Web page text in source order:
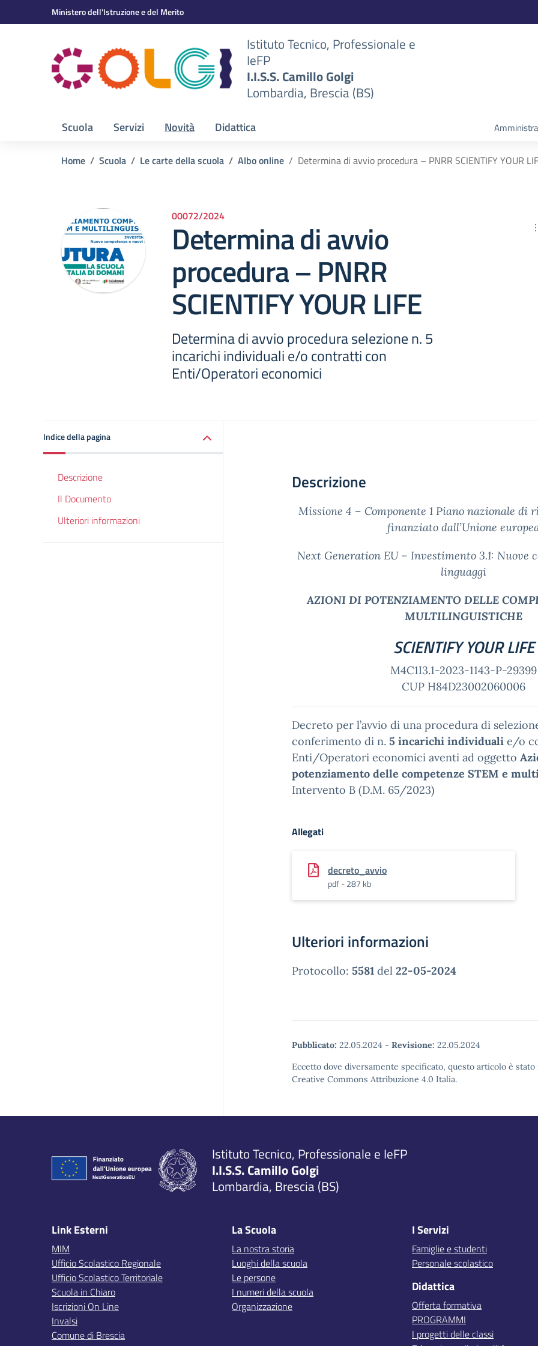
Vai ai contenuti
Vai al menu di navigazioneMinistero dell'Istruzione e del Merito
Istituto Tecnico, Professionale e
IeFP
I.I.S.S. Camillo Golgi
Lombardia, Brescia (BS)
Scuola Servizi Novità Didattica
Home Scuola Le carte della scuola Albo online Determina di avvio procedura – PNRR SCIENTIFY YOUR
00072/2024
Determina di avvio
procedura – PNRR
SCIENTIFY YOUR LIFE
Determina di avvio procedura selezione n. 5
incarichi individuali e/o contratti con
Enti/Operatori economici
Indice della pagina
Descrizione
Il Documento
Ulteriori informazioni
Descrizione
Missione 4 – Componente 1 Piano nazionale di
finanziato dall’Unione
Next Generation EU – Investimento 3.1: Nuove
linguaggi
AZIONI DI POTENZIAMENTO DELLE
MULTILINGUISTICHE
SCIENTIFY YOUR LIFE
M4C1I3.1-2023-1143-P-29399
CUP H84D23002060006
Decreto per l’avvio di una procedura di
conferimento di n. 5 incarichi individuali e/o
Enti/Operatori economici aventi ad oggetto
potenziamento delle competenze STEM e
Intervento B (D.M. 65/2023)
Allegati
decreto_avvio
pdf - 287 kb
Ulteriori informazioni
Protocollo: 5581 del 22-05-2024
Pubblicato: 22.05.2024 - Revisione: 22.05.2024
Eccetto dove diversamente specificato, questo articolo è
Creative Commons Attribuzione 4.0 Italia.
Istituto Tecnico, Professionale e IeFP
I.I.S.S. Camillo Golgi
Lombardia, Brescia (BS)
Link Esterni
MIM
Ufficio Scolastico Regionale
Ufficio Scolastico Territoriale
Scuola in Chiaro
Iscrizioni On Line
Invalsi
Comune di Brescia
La Scuola
La nostra storia
Luoghi della scuola
Le persone
I numeri della scuola
Organizzazione
I Servizi
Famiglie e studenti
Personale scolastico
Didattica
Offerta formativa
PROGRAMMI
I progetti delle classi